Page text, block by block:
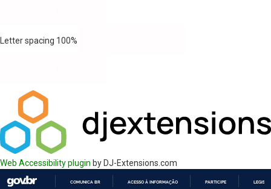
Letter spacing 100%
Web Accessibility plugin by DJ-Extensions.com
COMUNICA BR ACESSO À INFORMAÇÃO PARTICIPE